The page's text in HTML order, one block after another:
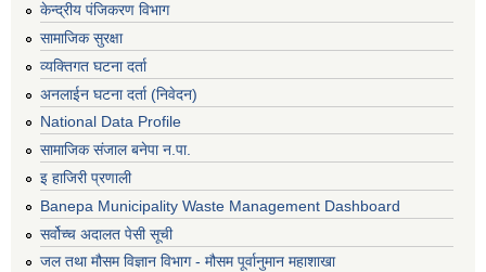
केन्द्रीय पंजिकरण विभाग
सामाजिक सुरक्षा
व्यक्तिगत घटना दर्ता
अनलाईन घटना दर्ता (निवेदन)
National Data Profile
सामाजिक संजाल बनेपा न.पा.
इ हाजिरी प्रणाली
Banepa Municipality Waste Management Dashboard
सर्वोच्च अदालत पेसी सूची
जल तथा मौसम विज्ञान विभाग - मौसम पूर्वानुमान महाशाखा